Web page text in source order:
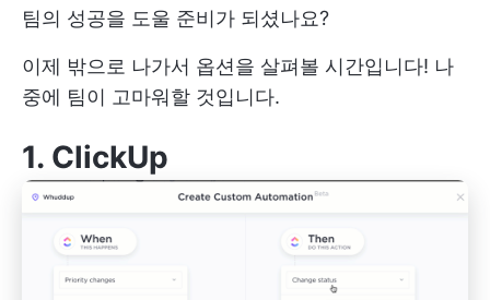
팀의 성공을 도울 준비가 되셨나요?
이제 밖으로 나가서 옵션을 살펴볼 시간입니다! 나
중에 팀이 고마워할 것입니다.
1. ClickUp